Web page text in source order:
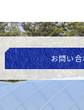
お問い